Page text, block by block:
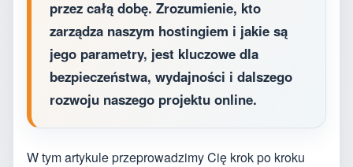
przez całą dobę. Zrozumienie, kto
zarządza naszym hostingiem i jakie są
jego parametry, jest kluczowe dla
bezpieczeństwa, wydajności i dalszego
rozwoju naszego projektu online.
W tym artykule przeprowadzimy Cię krok po kroku